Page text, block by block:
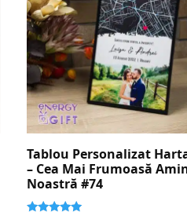
Tablou Personalizat
– Cea Mai Frumoasă
Noastră #74